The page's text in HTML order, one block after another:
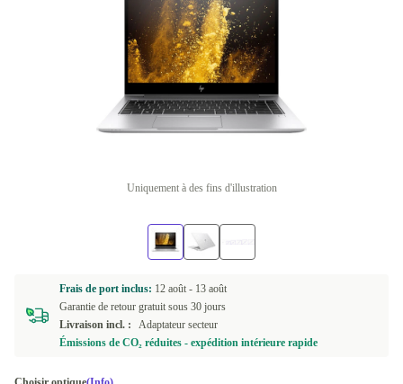
Uniquement à des fins d'illustration
Frais de port inclus: 12 août - 13 août
Garantie de retour gratuit sous 30 jours
Livraison incl. :
Adaptateur secteur
Émissions de CO₂ réduites - expédition intérieure rapide